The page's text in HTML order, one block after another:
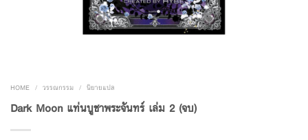
HOME / วรรณกรรม / นิยายแปล
Dark Moon แท่นบูชาพระจันทร์ เล่ม 2 (จบ)